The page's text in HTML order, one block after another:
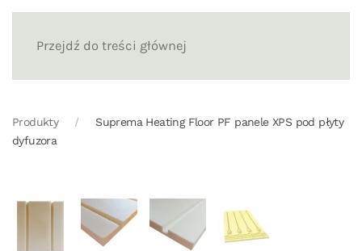
Przejdź do treści głównej
Produkty
Suprema Heating Floor PF panele XPS pod płyty
dyfuzora